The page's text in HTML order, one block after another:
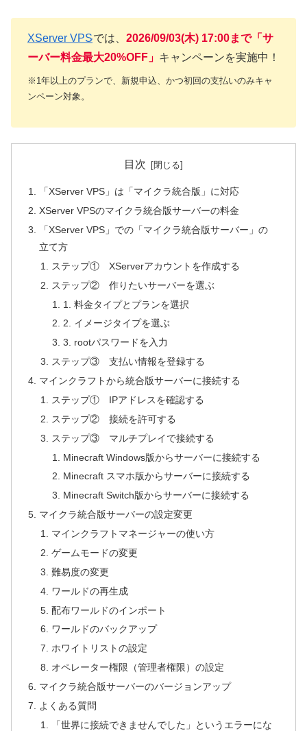
XServer VPSでは、 2026/09/03(木) 17:00まで「サ
ーバー料金最大20%OFF」 キャンペーンを実施中！
※1年以上のプランで、新規申込、かつ初回の支払いのみキャ
ンペーン対象。
目次
「XServer VPS」は「マイクラ統合版」に対応
XServer VPSのマイクラ統合版サーバーの料金
「XServer VPS」での「マイクラ統合版サーバー」の
立て方
ステップ① XServerアカウントを作成する
ステップ② 作りたいサーバーを選ぶ
1. 料金タイプとプランを選択
2. イメージタイプを選ぶ
3. rootパスワードを入力
ステップ③ 支払い情報を登録する
マインクラフトから統合版サーバーに接続する
ステップ① IPアドレスを確認する
ステップ② 接続を許可する
ステップ③ マルチプレイで接続する
Minecraft Windows版からサーバーに接続する
Minecraft スマホ版からサーバーに接続する
Minecraft Switch版からサーバーに接続する
マイクラ統合版サーバーの設定変更
マインクラフトマネージャーの使い方
ゲームモードの変更
難易度の変更
ワールドの再生成
配布ワールドのインポート
ワールドのバックアップ
ホワイトリストの設定
オペレーター権限（管理者権限）の設定
マイクラ統合版サーバーのバージョンアップ
よくある質問
「世界に接続できませんでした」というエラーにな